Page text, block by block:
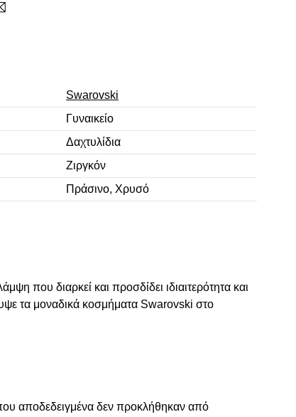
Swarovski
Γυναικείο
Δαχτυλίδια
Ζιργκόν
Πράσινο, Χρυσό
που διαρκεί και προσδίδει ιδιαιτερότητα και
τα μοναδικά κοσμήματα Swarovski στο
αποδεδειγμένα δεν προκλήθηκαν από